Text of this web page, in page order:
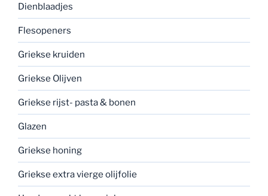
Dienblaadjes
Flesopeners
Griekse kruiden
Griekse Olijven
Griekse rijst- pasta & bonen
Glazen
Griekse honing
Griekse extra vierge olijfolie